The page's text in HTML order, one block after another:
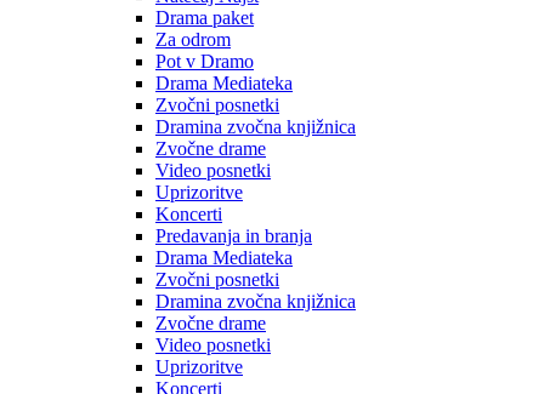
Drama paket
Za odrom
Pot v Dramo
Drama Mediateka
Zvočni posnetki
Dramina zvočna knjižnica
Zvočne drame
Video posnetki
Uprizoritve
Koncerti
Predavanja in branja
Drama Mediateka
Zvočni posnetki
Dramina zvočna knjižnica
Zvočne drame
Video posnetki
Uprizoritve
Koncerti